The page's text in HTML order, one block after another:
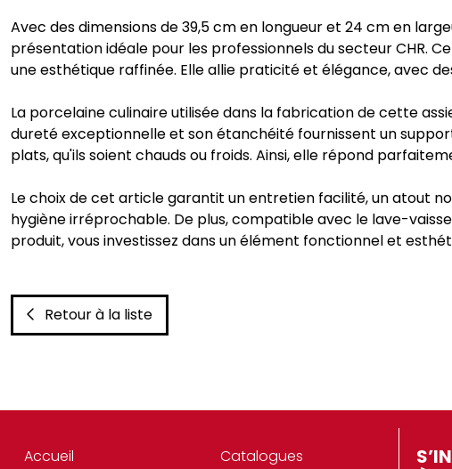
Avec des dimensions de 39,5 cm en longueur et 24 cm en
présentation idéale pour les professionnels du secteur CHR.
une esthétique raffinée. Elle allie praticité et élégance, avec
La porcelaine culinaire utilisée dans la fabrication de cette
dureté exceptionnelle et son étanchéité fournissent un
plats, qu'ils soient chauds ou froids. Ainsi, elle répond
Le choix de cet article garantit un entretien facilité, un atout
hygiène irréprochable. De plus, compatible avec le lave-
produit, vous investissez dans un élément fonctionnel et
Retour à la liste
Accueil
Catalogues